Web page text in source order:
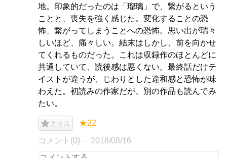
地。印象的だったのは「瑠璃」で、繋がるという
ことと、喪失を強く感じた。変化することの恐
怖、繋がってしまうことへの恐怖。思い出が瑞々
しいほど、痛々しい。結末はしかし、前を向かせ
てくれるものだった。これは収録作のほとんどに
共通していて、読後感は悪くない。最終話だけテ
イストが違うが、じわりとした違和感と恐怖が味
わえた。初読みの作家だが、別の作品も読んでみ
たい。
ナイス ★22
コメント(0) 2018/08/16